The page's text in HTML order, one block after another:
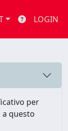
LOGIN
per
questo